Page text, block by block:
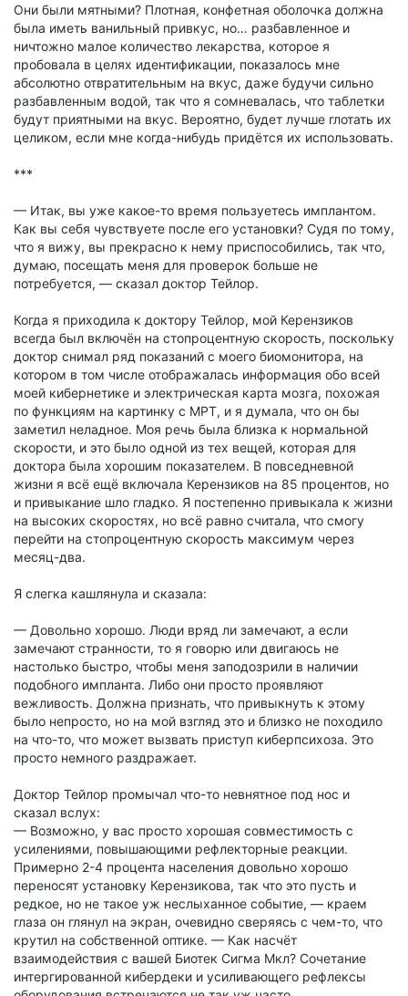
Они были мятными? Плотная, конфетная оболочка должна
была иметь ванильный привкус, но… разбавленное и
ничтожно малое количество лекарства, которое я
пробовала в целях идентификации, показалось мне
абсолютно отвратительным на вкус, даже будучи сильно
разбавленным водой, так что я сомневалась, что таблетки
будут приятными на вкус. Вероятно, будет лучше глотать их
целиком, если мне когда-нибудь придётся их использовать.
***
— Итак, вы уже какое-то время пользуетесь имплантом.
Как вы себя чувствуете после его установки? Судя по тому,
что я вижу, вы прекрасно к нему приспособились, так что,
думаю, посещать меня для проверок больше не
потребуется, — сказал доктор Тейлор.
Когда я приходила к доктору Тейлор, мой Керензиков
всегда был включён на стопроцентную скорость, поскольку
доктор снимал ряд показаний с моего биомонитора, на
котором в том числе отображалась информация обо всей
моей кибернетике и электрическая карта мозга, похожая
по функциям на картинку с МРТ, и я думала, что он бы
заметил неладное. Моя речь была близка к нормальной
скорости, и это было одной из тех вещей, которая для
доктора была хорошим показателем. В повседневной
жизни я всё ещё включала Керензиков на 85 процентов, но
и привыкание шло гладко. Я постепенно привыкала к жизни
на высоких скоростях, но всё равно считала, что смогу
перейти на стопроцентную скорость максимум через
месяц-два.
Я слегка кашлянула и сказала:
— Довольно хорошо. Люди вряд ли замечают, а если
замечают странности, то я говорю или двигаюсь не
настолько быстро, чтобы меня заподозрили в наличии
подобного импланта. Либо они просто проявляют
вежливость. Должна признать, что привыкнуть к этому
было непросто, но на мой взгляд это и близко не походило
на что-то, что может вызвать приступ киберпсихоза. Это
просто немного раздражает.
Доктор Тейлор промычал что-то невнятное под нос и
сказал вслух:
— Возможно, у вас просто хорошая совместимость с
усилениями, повышающими рефлекторные реакции.
Примерно 2-4 процента населения довольно хорошо
переносят установку Керензикова, так что это пусть и
редкое, но не такое уж неслыханное событие, — краем
глаза он глянул на экран, очевидно сверяясь с чем-то, что
крутил на собственной оптике. — Как насчёт
взаимодействия с вашей Биотек Сигма Мкл? Сочетание
интергированной кибердеки и усиливающего рефлексы